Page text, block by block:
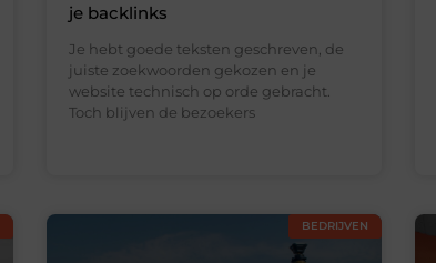
je backlinks
Je hebt goede teksten geschreven, de
juiste zoekwoorden gekozen en je
website technisch op orde gebracht.
Toch blijven de bezoekers
BEDRIJVEN